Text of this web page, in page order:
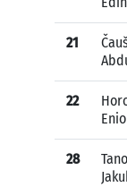
21
22
Enio
28